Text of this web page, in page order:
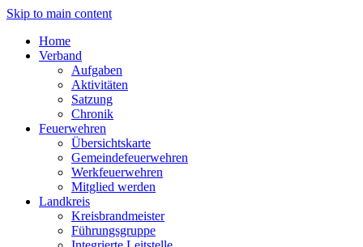
Skip to main content
Home
Verband
Aufgaben
Aktivitäten
Satzung
Chronik
Feuerwehren
Übersichtskarte
Gemeindefeuerwehren
Werkfeuerwehren
Mitglied werden
Landkreis
Kreisbrandmeister
Führungsgruppe